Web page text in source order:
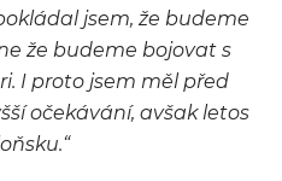
jsem, že budeme
že budeme bojovat s
I proto jsem měl před
očekávání, avšak letos